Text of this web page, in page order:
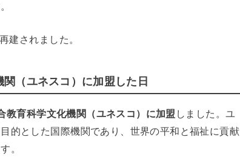
建されました。
（ユネスコ）に加盟した日
教育科学文化機関（ユネスコ）に加盟 しました。ユ
的とした国際機関であり、世界の平和と福祉に貢献
。